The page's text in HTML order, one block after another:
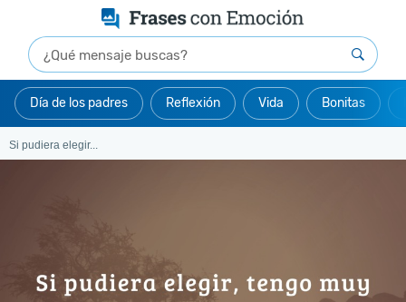
Día de los padres Reflexión Vida Bonitas
Si pudiera elegir...